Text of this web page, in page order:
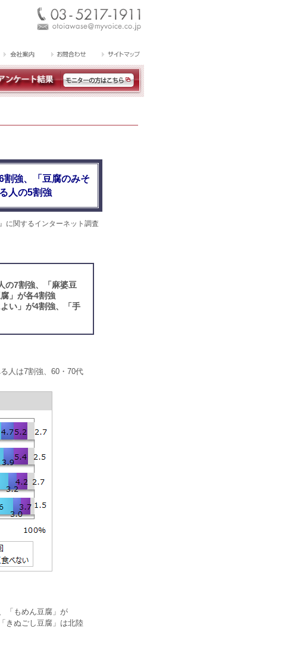
割強、「豆腐のみそ
人の5割強
に関するインターネット調査
の7割強、「麻婆豆
」が各4割強
い」が4割強、「手
人は7割強、60・70代
「もめん豆腐」が
きぬごし豆腐」は北陸